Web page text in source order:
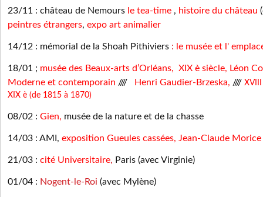
23/11 : château de Nemours le tea-time , histoire du château
peintres étrangers, expo art animalier
14/12 : mémorial de la Shoah Pithiviers : le musée et l'
18/01 ; musée des Beaux-arts d’Orléans, XIX è siècle, Léon
Moderne et contemporain //// Henri Gaudier-Brzeska, //// XVIII
XIX è (de 1815 à 1870)
08/02 : Gien, musée de la nature et de la chasse
14/03 : AMI, exposition Gueules cassées, Jean-Claude Morice
21/03 : cité Universitaire, Paris (avec Virginie)
01/04 : Nogent-le-Roi (avec Mylène)